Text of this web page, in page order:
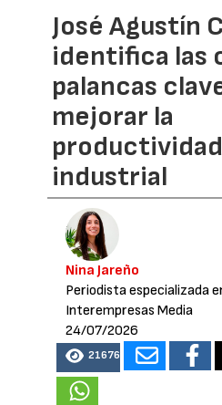
José Agustín
identifica las
palancas
mejorar la
productividad
industrial
Nina Jareño
Periodista especializada
Interempresas Media
24/07/2026
21676